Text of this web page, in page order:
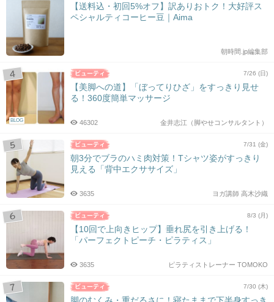
【送料込・初回5%オフ】訳ありおトク！大好評ス
ペシャルティコーヒー豆｜Aima
朝時間.jp編集部
BLOG
7/26 (日)
【美脚への道】「ぼってりひざ」をすっきり見せ
る！360度簡単マッサージ
金井志江（脚やせコンサルタント）
46302
7/31 (金)
朝3分でブラのハミ肉対策！Tシャツ姿がすっきり
見える「背中エクササイズ」
ヨガ講師 高木沙織
3635
8/3 (月)
【10回で上向きヒップ】垂れ尻を引き上げる！
「パーフェクトピーチ・ピラティス」
ピラティストレーナー TOMOKO
3635
7/30 (木)
脚のむくみ・重だるさに！寝たままで下半身すっき